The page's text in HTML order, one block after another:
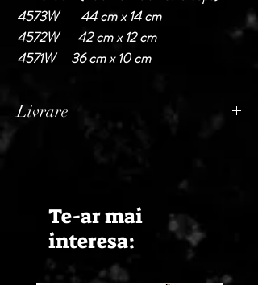
4573W 44 cm x 14 cm
4572W 42 cm x 12 cm
4571W 36 cm x 10 cm
Livrare
momentul confirmarii comenzii de catre
Te-ar mai
interesa: